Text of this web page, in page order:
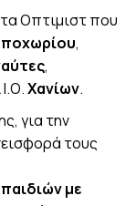
Οπτιμιστ που
,
,
Χανίων.
για την
τους
με